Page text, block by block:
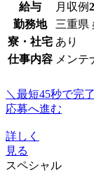
給与 月収例
勤務地
三重県
寮・社宅 あり
仕事内容 メンテ
＼最短45秒で完
応募へ進む
詳しく
見る
スペシャル